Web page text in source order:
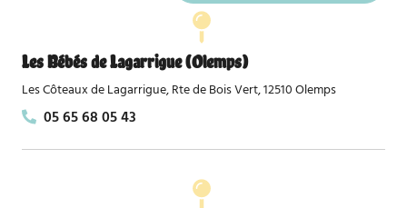
Les Bébés de Lagarrigue (Olemps)
Les Côteaux de Lagarrigue, Rte de Bois Vert, 12510 Olemps
05 65 68 05 43